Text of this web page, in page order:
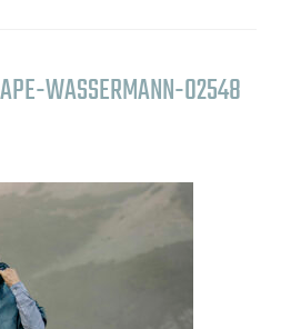
WASSERMANN-02548